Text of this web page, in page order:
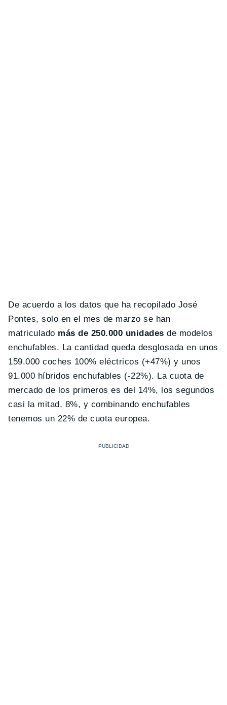
De acuerdo a los datos que ha recopilado José
Pontes, solo en el mes de marzo se han
matriculado más de 250.000 unidades de modelos
enchufables. La cantidad queda desglosada en unos
159.000 coches 100% eléctricos (+47%) y unos
91.000 híbridos enchufables (-22%). La cuota de
mercado de los primeros es del 14%, los segundos
casi la mitad, 8%, y combinando enchufables
tenemos un 22% de cuota europea.